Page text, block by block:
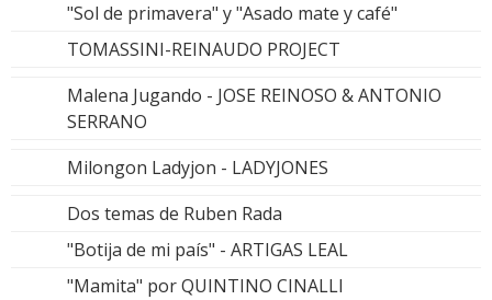
"Sol de primavera" y "Asado mate y café"
TOMASSINI-REINAUDO PROJECT
Malena Jugando - JOSE REINOSO & ANTONIO
SERRANO
Milongon Ladyjon - LADYJONES
Dos temas de Ruben Rada
"Botija de mi país" - ARTIGAS LEAL
"Mamita" por QUINTINO CINALLI